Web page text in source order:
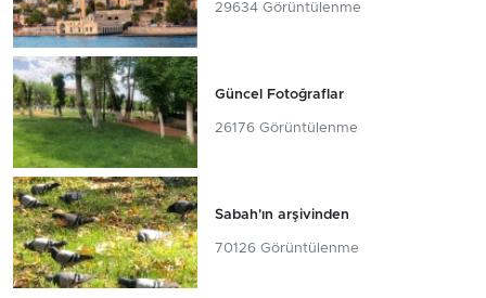
29634 Görüntülenme
Güncel Fotoğraflar
26176 Görüntülenme
Sabah'ın arşivinden
70126 Görüntülenme